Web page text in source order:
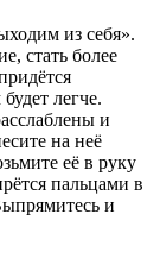
из себя».
стать более
легче.
и
на неё
её в руку
пальцами в
и